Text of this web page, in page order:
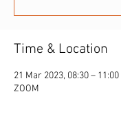
Time & Location
21 Mar 2023, 08:30 – 11:00
ZOOM